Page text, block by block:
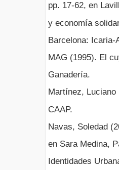
pp. 17-62, en
y economía
Barcelona: Icaria-
MAG (1995). El
Ganadería.
Martínez,
CAAP.
Navas, Soledad
en Sara Medina,
Identidades